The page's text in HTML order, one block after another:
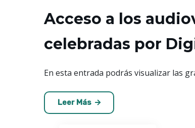
Acceso a los
celebradas por
En esta entrada podrás visualizar las
Leer Más